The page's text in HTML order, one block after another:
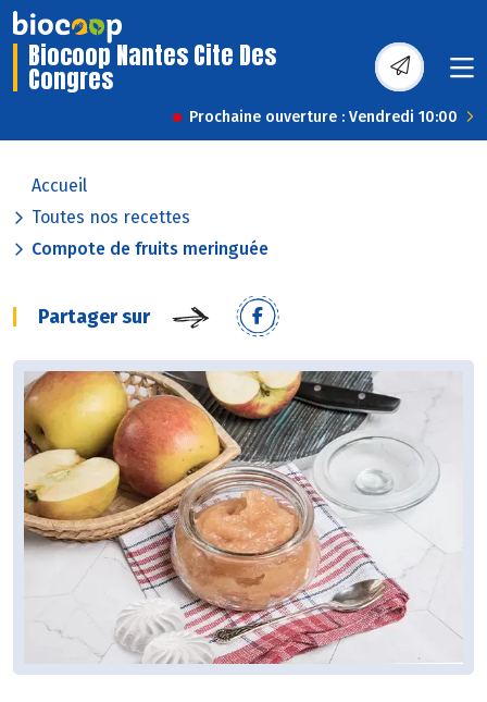
Biocoop Nantes Cite Des
Congres
Prochaine ouverture : Vendredi 10:00
Accueil
Toutes nos recettes
Compote de fruits meringuée
Partager sur